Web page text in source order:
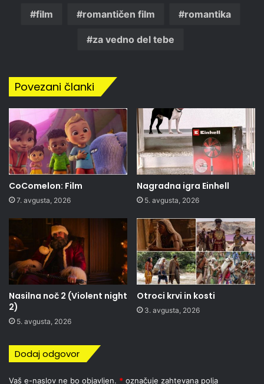
film romantičen film romantika
za vedno del tebe
Povezani članki
CoComelon: Film
7. avgusta, 2026
Nagradna igra Einhell
5. avgusta, 2026
Nasilna noč 2 (Violent night
2)
5. avgusta, 2026
Otroci krvi in kosti
3. avgusta, 2026
Dodaj odgovor
Vaš e-naslov ne bo objavljen. * označuje zahtevana polja